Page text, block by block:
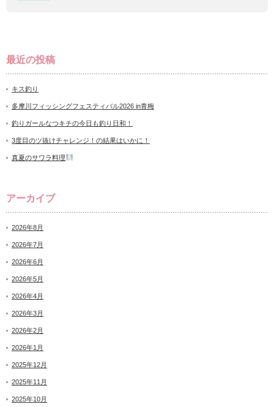
最近の投稿
キス釣り
多摩川フィッシングフェスティバル2026 in青梅
釣りガールなつキチの今日も釣り日和！
3度目のツ抜けチャレンジ！の結果はいかに！
真夏のサワラ料理
アーカイブ
2026年8月
2026年7月
2026年6月
2026年5月
2026年4月
2026年3月
2026年2月
2026年1月
2025年12月
2025年11月
2025年10月